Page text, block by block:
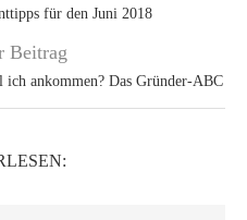
für den Juni 2018
Beitrag
ankommen? Das Gründer-ABC